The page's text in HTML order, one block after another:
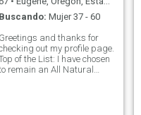
Buscando: Mujer 37 - 60
Greetings and thanks for
out my profile page.
of the List: I have chosen
remain an All Natural